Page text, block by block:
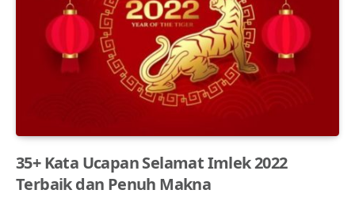
35+ Kata Ucapan Selamat Imlek 2022
Terbaik dan Penuh Makna